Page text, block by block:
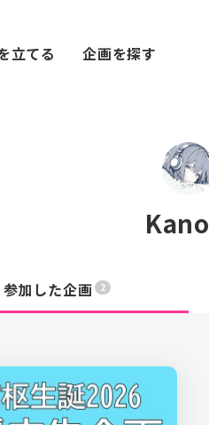
立てる 企画を探す
Kano
参加した企画 2